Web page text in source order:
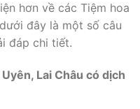
hơn về các Tiệm hoa
đây là một số câu
đáp chi tiết.
Lai Châu có dịch